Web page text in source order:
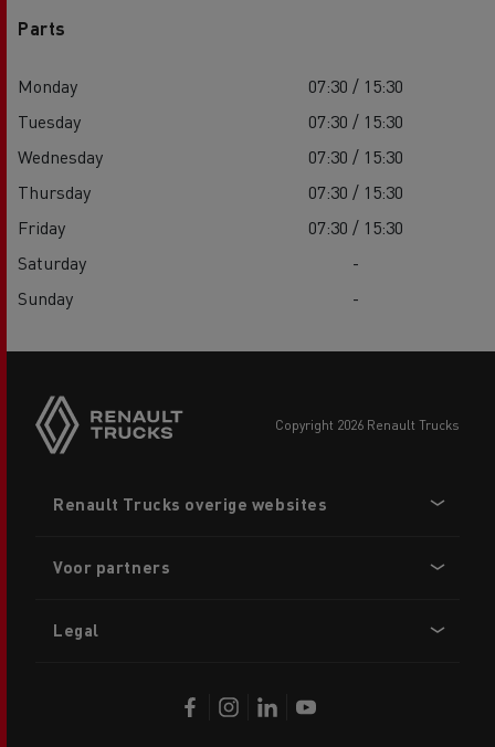
Parts
Monday
07:30 / 15:30
Tuesday
07:30 / 15:30
Wednesday
07:30 / 15:30
Thursday
07:30 / 15:30
Friday
07:30 / 15:30
Saturday
-
Sunday
-
copyright 2026 Renault Trucks
menu
Renault Trucks overige websites
Voor partners
Legal